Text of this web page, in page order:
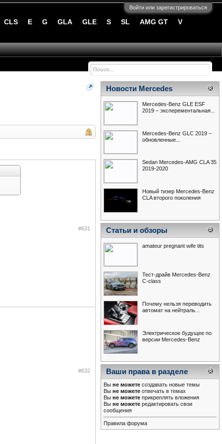
Войти или зарегистрироваться
#631
#632
Новости Mercedes
Mercedes-Benz GLE ESF
2019 – эксперементальная...
Mercedes-Benz GLC 2019 –
обновленные...
Sedan Mercedes-AMG CLA 35
2019-2020
Новый тизер Mercedes-Benz
CLA второго поколения
Статьи и обзоры
amateur pregnant wife tits
Тест-драйв Mercedes-Benz
С-class
Почему нельзя переводить
автомат на нейтраль...
Электрическое будущее по
версии Mercedes-Benz
Ваши права в разделе
Вы не можете создавать новые темы
Вы не можете отвечать в темах
Вы не можете прикреплять вложения
Вы не можете редактировать свои
сообщения
Правила форума
CLS E G GLA GLE S SL AMG GT V